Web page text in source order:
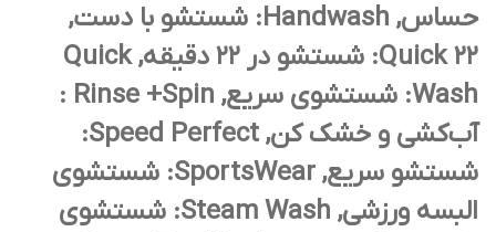
حساس, Handwash: شستشو با دست,
Quick 22: شستشو در 22 دقیقه, Quick
Wash: شستشوی سریع, Rinse +Spin :
آب‌کشی و خشک کن, Speed Perfect:
شستشو سریع, SportsWear: شستشوی
البسه ورزشی, Steam Wash: شستشوی